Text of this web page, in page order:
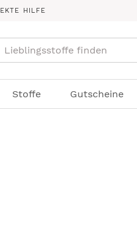
HILFE
Stoffe Gutscheine